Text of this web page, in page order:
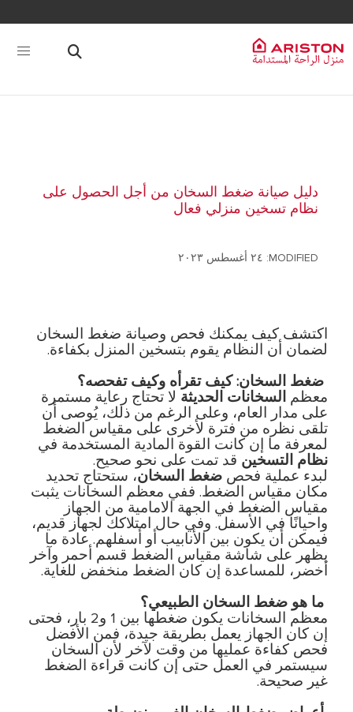
دليل صيانة ضغط السخان من أجل الحصول على
نظام تسخين منزلي فعال
MODIFIED: ٢٤ أغسطس ٢٠٢٣
اكتشف كيف يمكنك فحص وصيانة ضغط السخان
لضمان أن النظام يقوم بتسخين المنزل بكفاءة.
ضغط السخان:كيف تقرأه وكيف تفحصه؟
معظم السخانات الحديثة لا تحتاج رعاية مستمرة
على مدار العام، وعلى الرغم من ذلك، يُوصى أن
تلقى نظره من فترة لأخرى على مقياس الضغط
لمعرفة ما إن كانت القوة المادية المستخدمة في
نظام التسخين قد تمت على نحو صحيح.
لبدء عملية فحص ضغط السخان، ستحتاج تحديد
مكان مقياس الضغط. ففي معظم السخانات يثبت
مقياس الضغط في الجهة الامامية من الجهاز
واحيانًا في الأسفل. وفي حال امتلاكك لجهاز قديم،
فيمكن أن يكون بين الأنابيب أو أسفلهم.عادة ما
يظهر على شاشة مقياس الضغط قسم أحمر وآخر
أخضر، للمساعدة إن كان الضغط منخفض للغاية.
ما هو ضغط السخان الطبيعي؟
معظم السخانات يكون ضغطها بين
و2 بار، فحتى
إن كان الجهاز يعمل بطريقة جيدة، فمن الأفضل
فحص كفاءة عمليها من وقت لآخر لأن السخان
سيستمر في العمل حتى إن كانت قراءة الضغط
غير صحيحة.